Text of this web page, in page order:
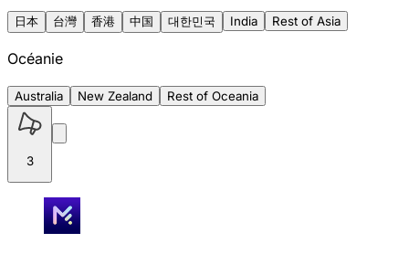
日本 台灣 香港 中国 대한민국 India Rest of Asia
Océanie
Australia New Zealand Rest of Oceania
3